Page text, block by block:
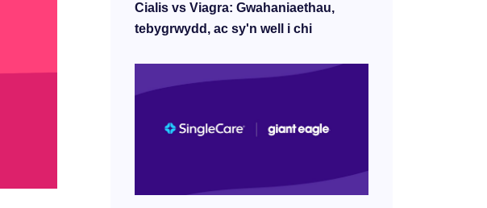
Cialis vs Viagra: Gwahaniaethau,
tebygrwydd, ac sy'n well i chi